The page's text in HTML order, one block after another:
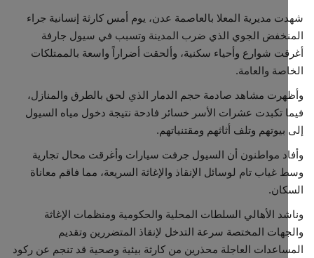
مديرية المعلا بالعاصمة عدن، يوم أمس كارثة إنسانية جراء
الجوي الذي ضرب المدينة وتسبب في سيول جارفة
شوارع وأحياء سكنية، وألحقت أضراراً واسعة بالممتلكات
والعامة.
مشاهد صادمة حجم الدمار الذي لحق بالطرق والمنازل،
تكبدت عشرات الأسر خسائر فادحة نتيجة دخول مياه السيول
وتلف أثاثهم ومقتنياتهم.
مواطنون أن السيول جرفت سيارات وأغرقت محال تجارية
تام لوسائل الإنقاذ والإغاثة السريعة، مما فاقم معاناة
الأهالي السلطات المحلية والحكومية ومنظمات الإغاثة
المختصة سرعة التدخل لإنقاذ المتضررين وتقديم
العاجلة محذرين من كارثة بيئية وصحية قد تنجم عن ركود